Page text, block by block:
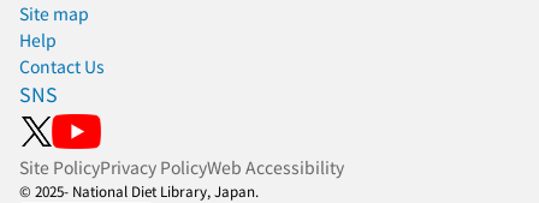
Site map
Help
Contact Us
SNS
Site PolicyPrivacy PolicyWeb Accessibility
© 2025- National Diet Library, Japan.